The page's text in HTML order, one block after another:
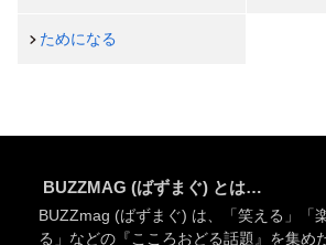
ためになる
BUZZMAG (ばずまぐ) とは…
BUZZmag (ばずまぐ) は、「笑える」「
る」などの『こころおどる話題』を集め